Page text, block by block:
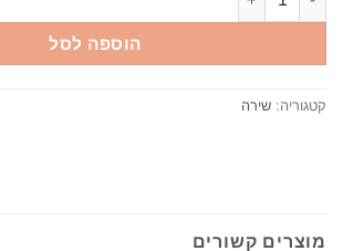
הוספה לסל
קטגוריה: שירה
מוצרים קשורים